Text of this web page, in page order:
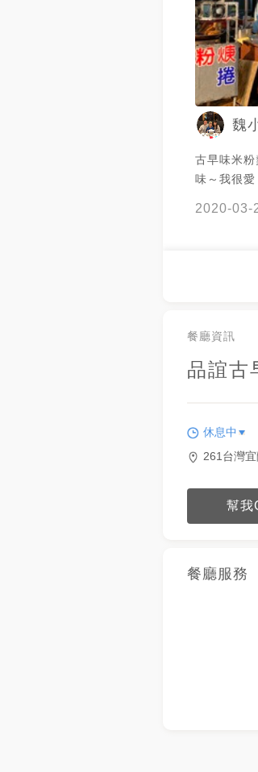
魏
古早味米
味～我很愛
2020-03-
餐廳資訊
品誼古
休息中
261台灣
幫我
餐廳服務